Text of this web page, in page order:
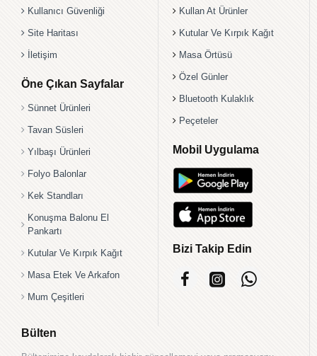
Kullanıcı Güvenliği
Site Haritası
İletişim
Öne Çıkan Sayfalar
Sünnet Ürünleri
Tavan Süsleri
Yılbaşı Ürünleri
Folyo Balonlar
Kek Standları
Konuşma Balonu El
Pankartı
Kutular Ve Kırpık Kağıt
Masa Etek Ve Arkafon
Mum Çeşitleri
Kullan At Ürünler
Kutular Ve Kırpık Kağıt
Masa Örtüsü
Özel Günler
Bluetooth Kulaklık
Peçeteler
Mobil Uygulama
Bizi Takip Edin
Bülten